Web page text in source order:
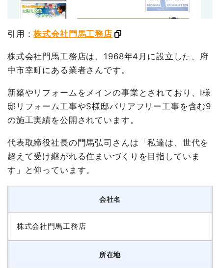
引用：株式会社門馬工務店
株式会社門馬工務店は、1968年4月に設立した、府
中市幸町にある業者さんです。
新築やリフォームをメインの事業とされており、I様
邸リフォーム工事やS様邸バリアフリー工事を含む9
の施工実績を公開されています。
代表取締役社長の門馬弘司さんは「私達は、世代を
超えて受け継がれる住まいづくりを目指していま
す」と仰っています。
会社名
株式会社門馬工務店
所在地